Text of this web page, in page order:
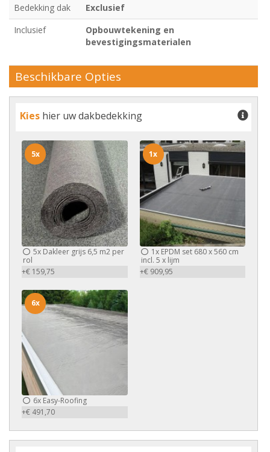
Bedekking dak
Exclusief
Inclusief
Opbouwtekening en
bevestigingsmaterialen
Beschikbare Opties
Kies hier uw dakbedekking
5x Dakleer grijs 6,5 m2 per
rol
+€ 159,75
5x
1xEPDM set 680 x 560 cm
incl. 5 x lijm
+€ 909,95
1x
6x Easy-Roofing
+€ 491,70
6x